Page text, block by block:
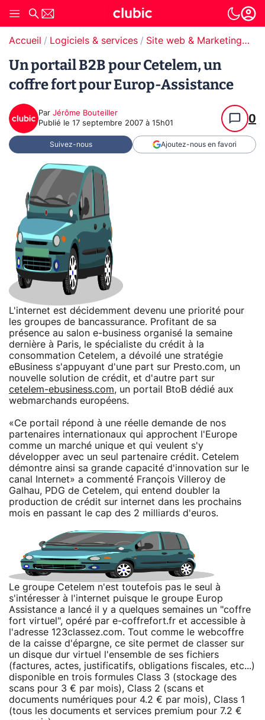
Accueil Logiciels & services Site web & Marketing Digital
Un portail B2B pour Cetelem, un
coffre fort pour Europ-Assistance
Par Jérôme Bouteiller
Publié le 17 septembre 2007 à 15h01 0
Suivez-nous Ajoutez-nous en favori
L'internet est décidemment devenu une priorité pour
les groupes de bancassurance. Profitant de sa
présence au salon e-business organisé la semaine
dernière à Paris, le spécialiste du crédit à la
consommation Cetelem, a dévoilé une stratégie
eBusiness s'appuyant d'une part sur Presto.com, un
nouvelle solution de crédit, et d'autre part sur
cetelem-ebusiness.com, un portail BtoB dédié aux
webmarchands européens.
«Ce portail répond à une réelle demande de nos
partenaires internationaux qui approchent l'Europe
comme un marché unique et qui veulent s'y
développer avec un seul partenaire crédit. Cetelem
démontre ainsi sa grande capacité d'innovation sur le
canal Internet» a commenté François Villeroy de
Galhau, PDG de Cetelem, qui entend doubler la
production de crédit sur internet dans les prochains
mois en passant le cap des 2 milliards d'euros.
Le groupe Cetelem n'est toutefois pas le seul à
s'intéresser à l'internet puisque le groupe Europ
Assistance a lancé il y a quelques semaines un "coffre
fort virtuel", opéré par e-coffrefort.fr et accessible à
l'adresse 123classez.com. Tout comme le webcoffre
de la caisse d'épargne, ce site permet de classer sur
un disque dur virtuel l'ensemble de ses fichiers
(factures, actes, justificatifs, obligations fiscales, etc...)
disponible en trois formules Class 3 (stockage des
scans pour 3 € par mois), Class 2 (scans et
documents numériques pour 4.2 € par mois), Class 1
(tous les documents et services premium pour 7.2 €